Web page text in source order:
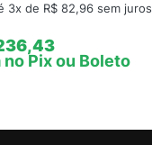
3x de R$ 82,96 sem juros
no Pix ou Boleto